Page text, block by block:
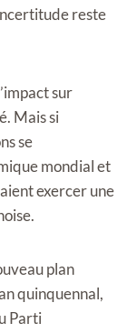
reste
sur
Mais si
se
mondial et
exercer une
plan
quinquennal,
Parti